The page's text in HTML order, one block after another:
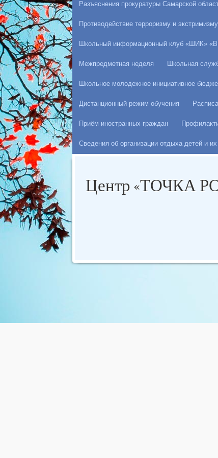
Разъяснения прокуратуры Самарской
Противодействие терроризму и экстримизму
Школьный информационный клуб «ШИК»
Межпредметная неделя Школьная
Школьное молодежное инициативное
Дистанционный режим обучения
Приём иностранных граждан
Сведения об организации отдыха детей и
Центр «ТОЧКА